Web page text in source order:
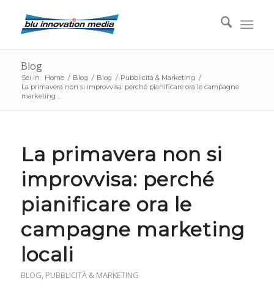
Blog
Sei in: Home / Blog / Blog / Pubblicità & Marketing /
La primavera non si improvvisa: perché pianificare ora le campagne
marketing ...
La primavera non si
improvvisa: perché
pianificare ora le
campagne marketing
locali
BLOG, PUBBLICITÀ & MARKETING